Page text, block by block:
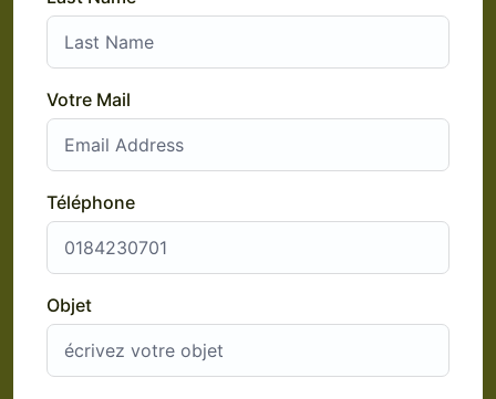
Votre Mail
Téléphone
Objet